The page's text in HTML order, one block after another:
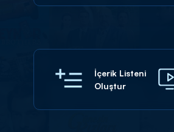
İçerik Listeni
Oluştur